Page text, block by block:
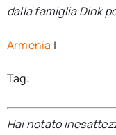
dalla famiglia Dink
Armenia |
Tag:
Hai notato